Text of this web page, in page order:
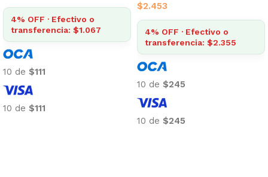
4% OFF · Efectivo o
transferencia: $1.067
10 de $111
10 de $111
$2.453
4% OFF · Efectivo o
transferencia: $2.355
10 de $245
10 de $245